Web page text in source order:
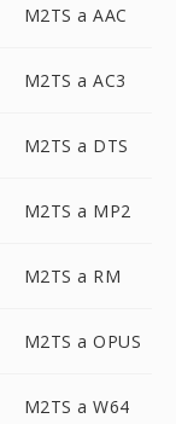
M2TS a AAC
M2TS a AC3
M2TS a DTS
M2TS a MP2
M2TS a RM
M2TS a OPUS
M2TS a W64